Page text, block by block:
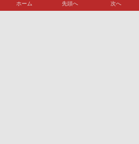
管材図鑑
ホーム 先頭へ 次へ